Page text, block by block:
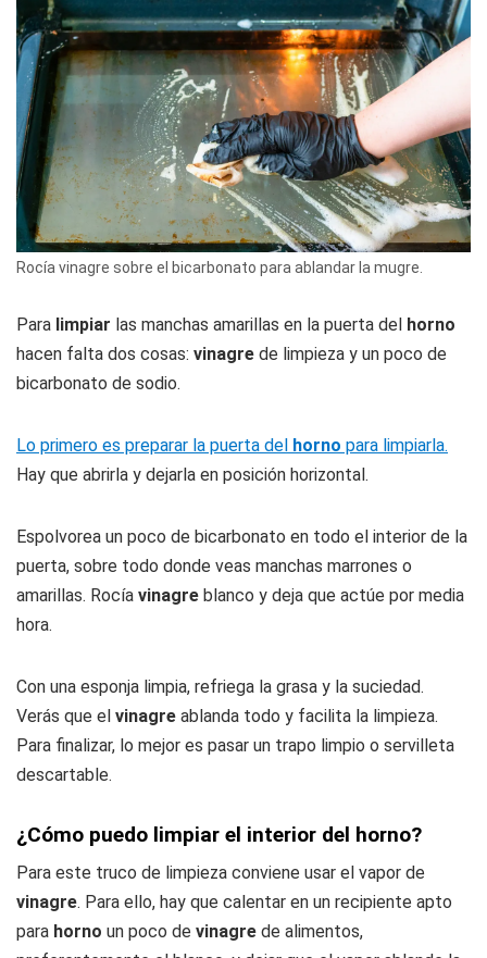
Rocía vinagre sobre el bicarbonato para ablandar la mugre.
Para limpiar las manchas amarillas en la puerta del horno
hacen falta dos cosas: vinagre de limpieza y un poco de
bicarbonato de sodio.
Lo primero es preparar la puerta del horno para limpiarla.
Hay que abrirla y dejarla en posición horizontal.
Espolvorea un poco de bicarbonato en todo el interior de la
puerta, sobre todo donde veas manchas marrones o
amarillas. Rocía vinagre blanco y deja que actúe por media
hora.
Con una esponja limpia, refriega la grasa y la suciedad.
Verás que el vinagre ablanda todo y facilita la limpieza.
Para finalizar, lo mejor es pasar un trapo limpio o servilleta
descartable.
¿Cómo puedo limpiar el interior del horno?
Para este truco de limpieza conviene usar el vapor de
vinagre. Para ello, hay que calentar en un recipiente apto
para horno un poco de vinagre de alimentos,